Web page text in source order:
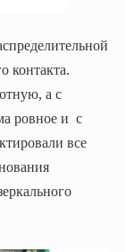
контакта.
а с
ровное и с
все